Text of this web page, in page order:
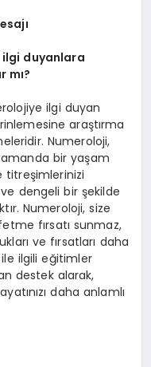
ilgi duyanlara
mı?
ilgi duyan
araştırma
Numeroloji,
bir yaşam
titreşimlerinizi
dengeli bir şekilde
Numeroloji, size
fırsatı sunmaz,
ve fırsatları daha
ile ilgili eğitimler
destek alarak,
daha anlamlı